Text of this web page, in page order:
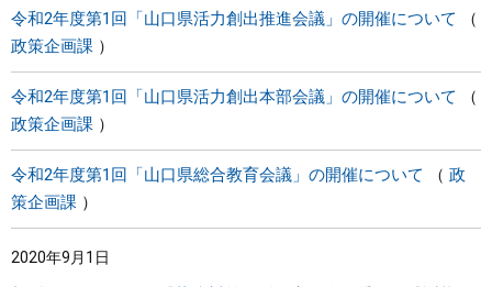
令和2年度第1回「山口県活力創出推進会議」の開催について
政策企画課
令和2年度第1回「山口県活力創出本部会議」の開催について
政策企画課
令和2年度第1回「山口県総合教育会議」の開催について
政
策企画課
2020年9月1日